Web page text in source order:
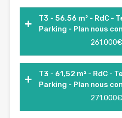
T3 - 56,56 m² - RdC -
Parking - Plan nous
261.000€
T3 - 61,52 m² - RdC -
Parking - Plan nous
271.000€